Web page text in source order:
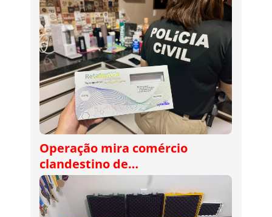
Operação mira comércio
clandestino de…